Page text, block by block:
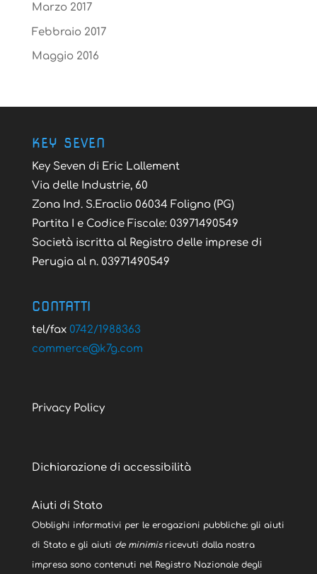
Marzo 2017
Febbraio 2017
Maggio 2016
KEY SEVEN
Key Seven di Eric Lallement
Via delle Industrie, 60
Zona Ind. S.Eraclio 06034 Foligno (PG)
Partita I e Codice Fiscale: 03971490549
Società iscritta al Registro delle imprese di
Perugia al n. 03971490549
CONTATTI
tel/fax 0742/1988363
moc.g7k
@ecremmoc
Privacy Policy
Dichiarazione di accessibilità
Aiuti di Stato
Obblighi informativi per le erogazioni pubbliche: gli aiuti
di Stato e gli aiuti de minimisricevuti dalla nostra
impresa sono contenuti nel Registro Nazionale degli